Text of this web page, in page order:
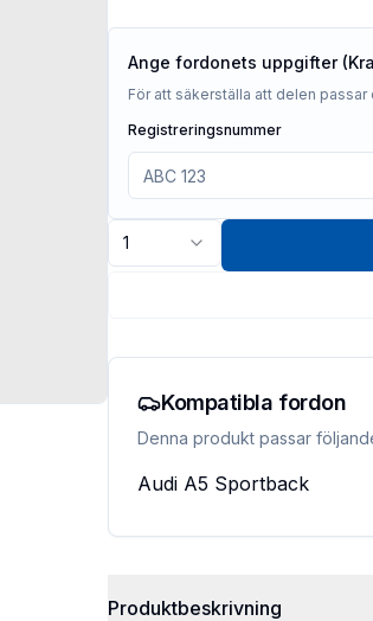
Ange fordonets uppgifter
För att säkerställa att delen
Registreringsnummer
1
Kompatibla fordon
Denna produkt passar
Audi A5 Sportback
Produktbeskrivning